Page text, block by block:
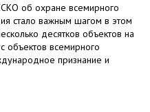
об охране всемирного
стало важным шагом в этом
десятков объектов на
объектов всемирного
признание и